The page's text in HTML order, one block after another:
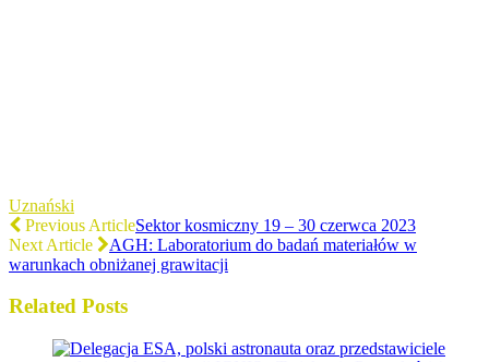
Uznański
Previous ArticleSektor kosmiczny 19 – 30 czerwca 2023
Next Article
AGH: Laboratorium do badań materiałów w
warunkach obniżanej grawitacji
Related Posts